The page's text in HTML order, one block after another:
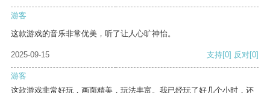
游客
这款游戏的音乐非常优美，听了让人心旷神怡。
2025-09-15 支持[0] 反对[0]
游客
这款游戏非常好玩，画面精美，玩法丰富。我已经玩了好几个小时，还